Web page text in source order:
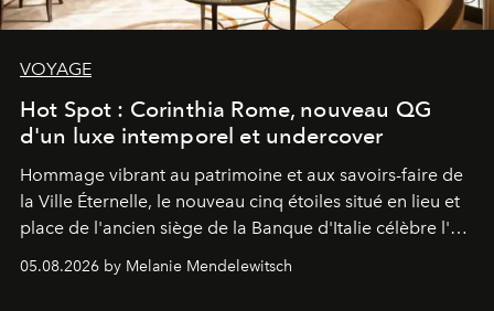
VOYAGE
Hot Spot : Corinthia Rome, nouveau QG
d'un luxe intemporel et undercover
Hommage vibrant au patrimoine et aux savoirs-faire de
la Ville Éternelle, le nouveau cinq étoiles situé en lieu et
place de l'ancien siège de la Banque d'Italie célèbre l'art
de vivre Romain dans toute son élégance intemporelle.
05.08.2026 by Melanie Mendelewitsch